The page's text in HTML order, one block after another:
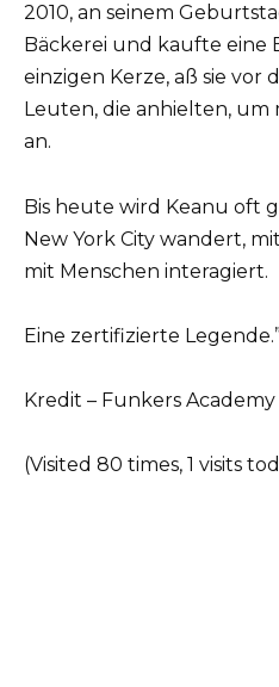
2010, an seinem
Bäckerei und kaufte eine
einzigen Kerze, aß sie vor
Leuten, die anhielten, um
an.⁣⁣
Bis heute wird Keanu oft
New York City wandert,
mit Menschen interagiert.
Eine zertifizierte
Kredit – Funkers Academy
(Visited 80 times, 1 visits